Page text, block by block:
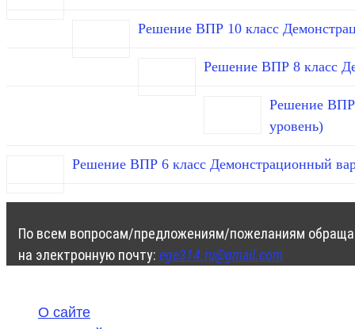
Решение ВПР 10 класс
Решение ВПР 8 класс
Решение ВПР
уровень)
Решение ВПР 6 класс Демонстрационный
По всем вопросам/предложениям/пожеланиям
на электронную почту: ege314.ru@gmail.com
О сайте